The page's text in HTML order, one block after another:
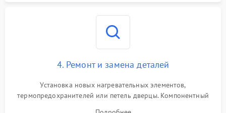
4. Ремонт и замена деталей
Установка новых нагревательных элементов,
термопредохранителей или петель дверцы. Компонентный